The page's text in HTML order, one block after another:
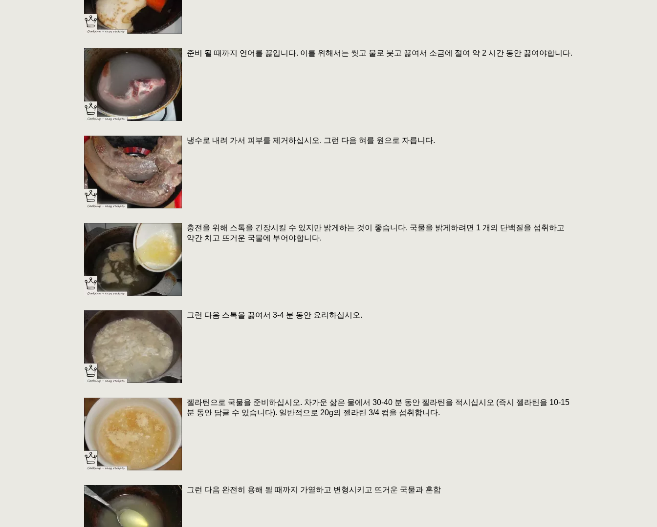
준비 될 때까지 언어를 끓입니다. 이를 위해서는 씻고 물로 붓고 끓여서 소금에 절여 약 2 시간 동안 끓여야합니다.
냉수로 내려 가서 피부를 제거하십시오. 그런 다음 혀를 원으로 자릅니다.
충전을 위해 스톡을 긴장시킬 수 있지만 밝게하는 것이 좋습니다. 국물을 밝게하려면 1 개의 단백질을 섭취하고
약간 치고 뜨거운 국물에 부어야합니다.
그런 다음 스톡을 끓여서 3-4 분 동안 요리하십시오.
젤라틴으로 국물을 준비하십시오. 차가운 삶은 물에서 30-40 분 동안 젤라틴을 적시십시오 (즉시 젤라틴을 10-15
분 동안 담글 수 있습니다). 일반적으로 20g의 젤라틴 3/4 컵을 섭취합니다.
그런 다음 완전히 용해 될 때까지 가열하고 변형시키고 뜨거운 국물과 혼합